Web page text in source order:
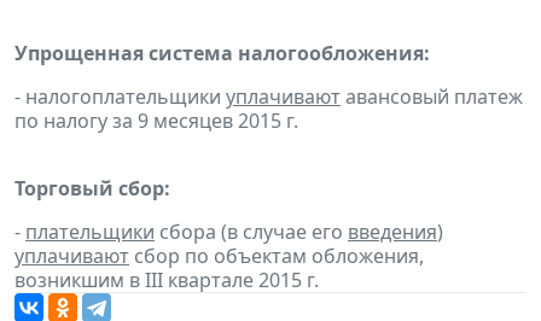
Упрощенная система налогообложения:
- налогоплательщики уплачиваютавансовый платеж
по налогу за 9 месяцев 2015 г.
Торговый сбор:
- плательщики сбора (в случае его введения)
уплачивают сбор по объектам обложения,
возникшим в III квартале 2015 г.